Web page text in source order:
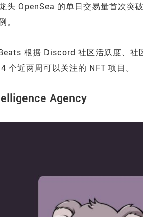
头 OpenSea 的单日交易量首次突
。
根据 Discord 社区活跃度、社
个近两周可以关注的 NFT 项目。
Agency